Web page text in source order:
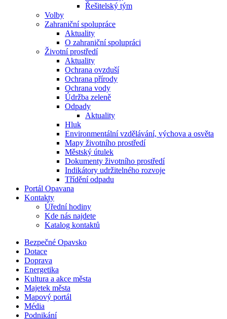
Řešitelský tým
Volby
Zahraniční spolupráce
Aktuality
O zahraniční spolupráci
Životní prostředí
Aktuality
Ochrana ovzduší
Ochrana přírody
Ochrana vody
Údržba zeleně
Odpady
Aktuality
Hluk
Environmentální vzdělávání, výchova a osvěta
Mapy životního prostředí
Městský útulek
Dokumenty životního prostředí
Indikátory udržitelného rozvoje
Třídění odpadu
Portál Opavana
Kontakty
Úřední hodiny
Kde nás najdete
Katalog kontaktů
Bezpečné Opavsko
Dotace
Doprava
Energetika
Kultura a akce města
Majetek města
Mapový portál
Média
Podnikání